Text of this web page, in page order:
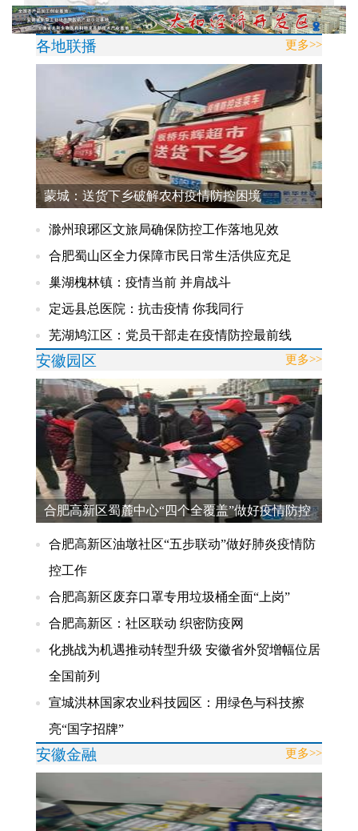
各地联播 更多>>
蒙城：送货下乡破解农村疫情防控困境
滁州琅琊区文旅局确保防控工作落地见效
合肥蜀山区全力保障市民日常生活供应充足
巢湖槐林镇：疫情当前 并肩战斗
定远县总医院：抗击疫情 你我同行
芜湖鸠江区：党员干部走在疫情防控最前线
安徽园区 更多>>
合肥高新区蜀麓中心“四个全覆盖”做好疫情防控
合肥高新区油墩社区“五步联动”做好肺炎疫情防
控工作
合肥高新区废弃口罩专用垃圾桶全面“上岗”
合肥高新区：社区联动 织密防疫网
化挑战为机遇推动转型升级 安徽省外贸增幅位居
全国前列
宣城洪林国家农业科技园区：用绿色与科技擦
亮“国字招牌”
安徽金融 更多>>